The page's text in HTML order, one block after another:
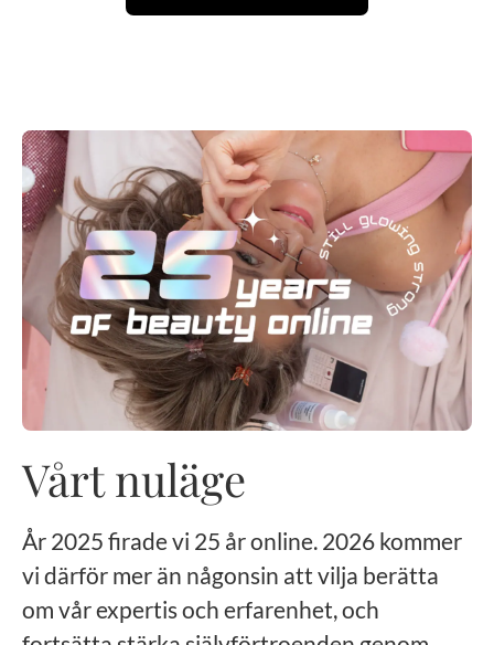
Vårt nuläge
År 2025 firade vi 25 år online. 2026 kommer
vi därför mer än någonsin att vilja berätta
om vår expertis och erfarenhet, och